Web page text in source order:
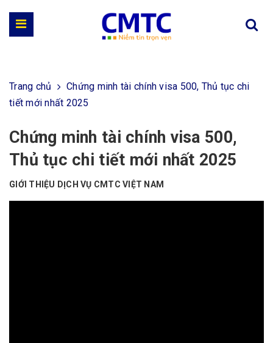
Trang chủ
Chứng minh tài chính visa 500, Thủ tục chi
tiết mới nhất 2025
Chứng minh tài chính visa 500,
Thủ tục chi tiết mới nhất 2025
GIỚI THIỆU DỊCH VỤ CMTC VIỆT NAM